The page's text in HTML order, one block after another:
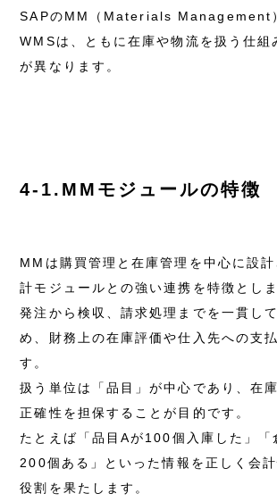
SAPのMM（Materials Management
WMSは、ともに在庫や物流を扱う仕組
が異なります。
4-1.MMモジュールの特徴
MMは購買管理と在庫管理を中心に設
計モジュールとの強い連携を特徴としま
発注から検収、請求処理までを一貫し
め、財務上の在庫評価や仕入先への支
す。
扱う単位は「品目」が中心であり、在
正確性を担保することが目的です。
たとえば「品目Aが100個入庫した」「
200個ある」といった情報を正しく会
役割を果たします。